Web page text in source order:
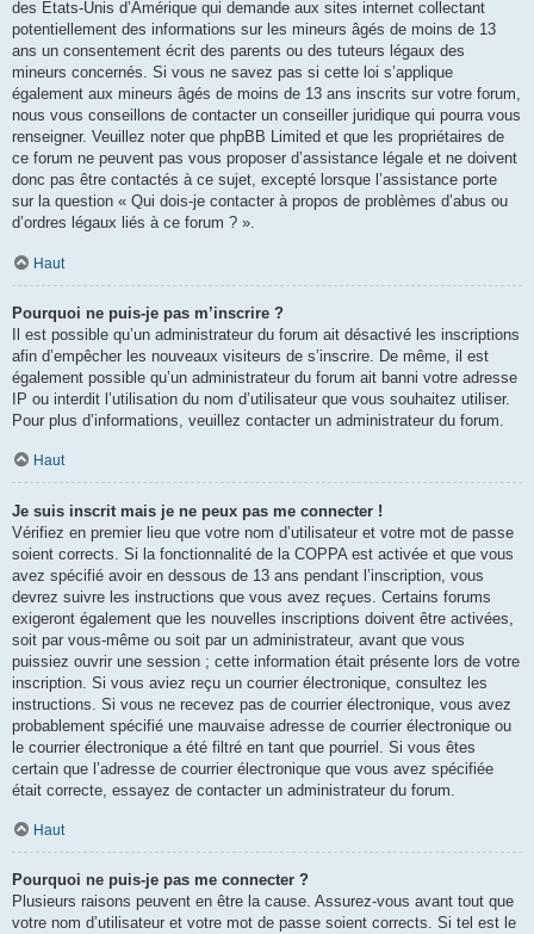
des États-Unis d’Amérique qui demande aux sites internet collectant
potentiellement des informations sur les mineurs âgés de moins de 13
ans un consentement écrit des parents ou des tuteurs légaux des
mineurs concernés. Si vous ne savez pas si cette loi s’applique
également aux mineurs âgés de moins de 13 ans inscrits sur votre forum,
nous vous conseillons de contacter un conseiller juridique qui pourra vous
renseigner. Veuillez noter que phpBB Limited et que les propriétaires de
ce forum ne peuvent pas vous proposer d’assistance légale et ne doivent
donc pas être contactés à ce sujet, excepté lorsque l’assistance porte
sur la question « Qui dois-je contacter à propos de problèmes d’abus ou
d’ordres légaux liés à ce forum ? ».
Haut
Pourquoi ne puis-je pas m’inscrire ?
Il est possible qu’un administrateur du forum ait désactivé les inscriptions
afin d’empêcher les nouveaux visiteurs de s’inscrire. De même, il est
également possible qu’un administrateur du forum ait banni votre adresse
IP ou interdit l’utilisation du nom d’utilisateur que vous souhaitez utiliser.
Pour plus d’informations, veuillez contacter un administrateur du forum.
Haut
Je suis inscrit mais je ne peux pas me connecter !
Vérifiez en premier lieu que votre nom d’utilisateur et votre mot de passe
soient corrects. Si la fonctionnalité de la COPPA est activée et que vous
avez spécifié avoir en dessous de 13 ans pendant l’inscription, vous
devrez suivre les instructions que vous avez reçues. Certains forums
exigeront également que les nouvelles inscriptions doivent être activées,
soit par vous-même ou soit par un administrateur, avant que vous
puissiez ouvrir une session ; cette information était présente lors de votre
inscription. Si vous aviez reçu un courrier électronique, consultez les
instructions. Si vous ne recevez pas de courrier électronique, vous avez
probablement spécifié une mauvaise adresse de courrier électronique ou
le courrier électronique a été filtré en tant que pourriel. Si vous êtes
certain que l’adresse de courrier électronique que vous avez spécifiée
était correcte, essayez de contacter un administrateur du forum.
Haut
Pourquoi ne puis-je pas me connecter ?
Plusieurs raisons peuvent en être la cause. Assurez-vous avant tout que
votre nom d’utilisateur et votre mot de passe soient corrects. Si tel est le